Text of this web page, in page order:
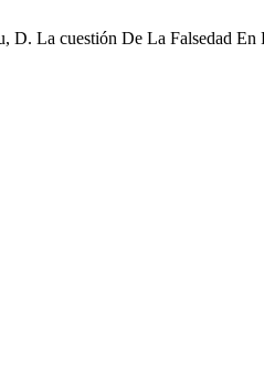
D. La cuestión De La Falsedad